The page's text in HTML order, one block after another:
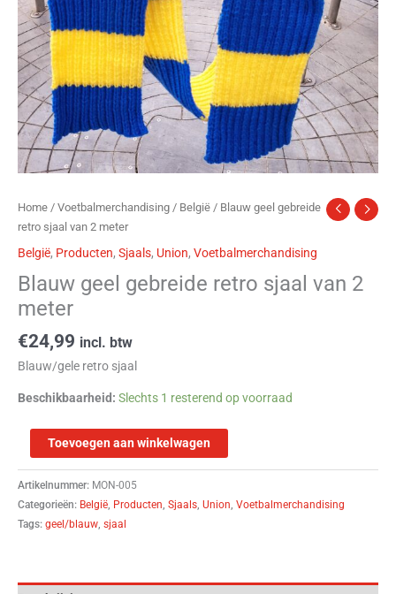
Home / Voetbalmerchandising / België / Blauw geel gebreide
retro sjaal van 2 meter
België, Producten, Sjaals, Union, Voetbalmerchandising
Blauw geel gebreide retro sjaal van 2
meter
€24,99 incl. btw
Blauw/gele retro sjaal
Beschikbaarheid: Slechts 1 resterend op voorraad
Toevoegen aan winkelwagen
Artikelnummer: MON-005
Categorieën: België, Producten, Sjaals, Union, Voetbalmerchandising
Tags: geel/blauw, sjaal